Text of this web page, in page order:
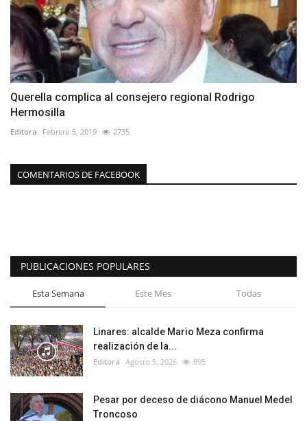
Querella complica al consejero regional Rodrigo
Hermosilla
Editora Febrero 5, 2019 2735
COMENTARIOS DE FACEBOOK
PUBLICACIONES POPULARES
Esta Semana Este Mes Todas
Linares: alcalde Mario Meza confirma
realización de la...
Editora Agosto 5, 2026 895
Pesar por deceso de diácono Manuel Medel
Troncoso